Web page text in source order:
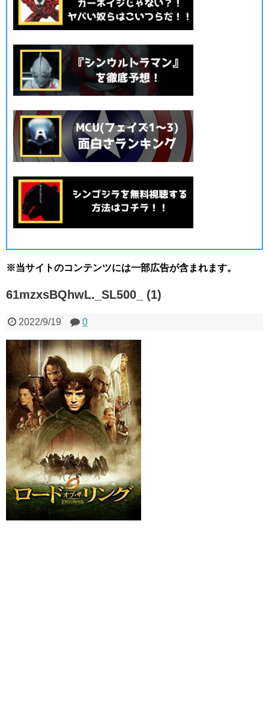
※当サイトのコンテンツには一部広告が含まれます。
61mzxsBQhwL._SL500_ (1)
2022/9/19 0